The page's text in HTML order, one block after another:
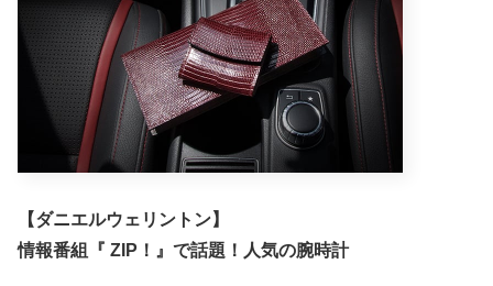
【ダニエルウェリントン】
情報番組『 ZIP！』で話題！人気の腕時計